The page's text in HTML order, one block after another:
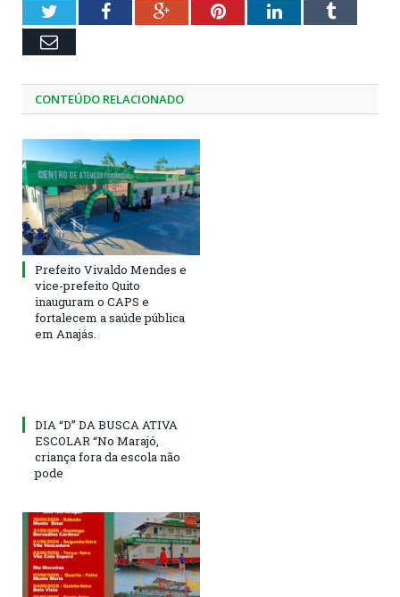
TwitterFacebookGoogle+PinterestLinkedInTumblr
Email
CONTEÚDO RELACIONADO
Prefeito Vivaldo Mendes e
vice-prefeito Quito
inauguram o CAPS e
fortalecem a saúde pública
em Anajás.
DIA “D” DA BUSCA ATIVA
ESCOLAR “No Marajó,
criança fora da escola não
pode